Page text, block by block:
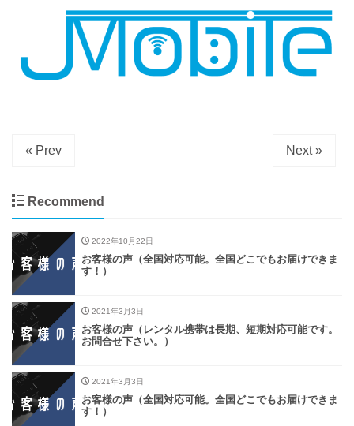
« Prev Next »
Recommend
2022年10月22日
お客様の声（全国対応可能。全国どこでもお届けできま
す！）
2021年3月3日
お客様の声（レンタル携帯は長期、短期対応可能です。
お問合せ下さい。）
2021年3月3日
お客様の声（全国対応可能。全国どこでもお届けできま
す！）